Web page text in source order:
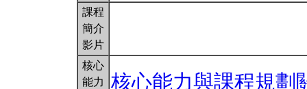
課程
簡介
影片
核心
能力
核心能力與課程規劃